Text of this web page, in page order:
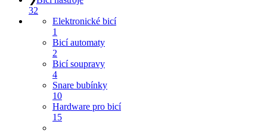
32
Elektronické bicí
1
Bicí automaty
2
Bicí soupravy
4
Snare bubínky
10
Hardware pro bicí
15